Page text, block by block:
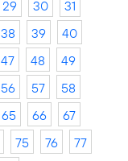
29 30
31
38 39
40
47 48
49
56 57
58
65 66
67
75 76
77